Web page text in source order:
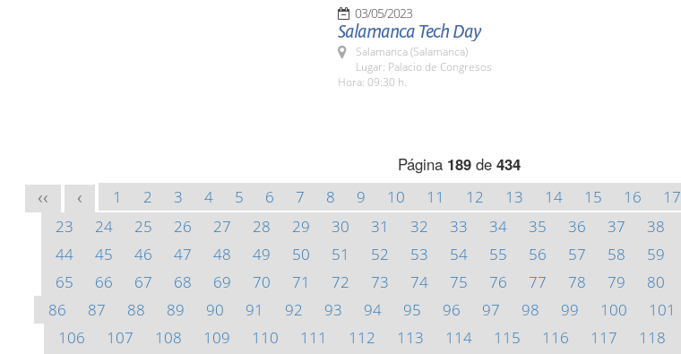
03/05/2023
Salamanca Tech Day
Salamanca (Salamanca)
Lugar: Palacio de Congresos
Hora: 09:30 h.
Página 189de 434
<< < 1 2 3 4 5 6 7 8 9 10 11 12 13 14 15 16 17
23
24 25 26 27 28 29 30 31 32 33 34 35 36 37 38
44
45 46 47 48 49 50 51 52 53 54 55 56 57 58 59
65
66 67 68 69 70 71 72 73 74 75 76 77 78 79 80
86
87 88 89 90 91 92 93 94 95 96 97 98 99 100 101
106
107 108 109 110 111 112 113 114 115 116 117 118